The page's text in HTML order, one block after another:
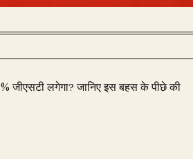
जीएसटी लगेगा? जानिए इस बहस के पीछे की